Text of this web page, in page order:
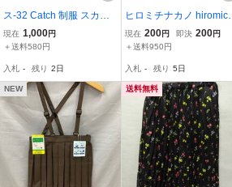
ス-32 Catch 制服 スカー
ト 160 A サイズ ネイビー
紺色 スクール ユニホーム
スカート YKK ファスナー
現在 1,000円
＋送料580円
入札 - 残り 2日
ヒロミチナカノ hiromichi
nakano プリーツ スカー
ト ひざ丈 ピンストライプ
1 キッズ
現在 200円 即決 200円
＋送料950円
入札 - 残り 5日
NEW 送料無料